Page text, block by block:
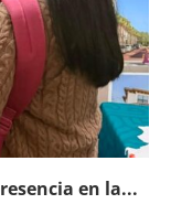
en la...